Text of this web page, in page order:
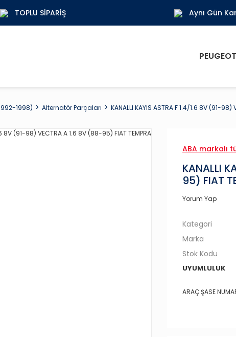
TOPLU SIPARIŞ Aynı Gün
PEUGEOT
1998) Alternatör Parçaları KANALLI KAYIS ASTRA F 1.4/1.6 8V (91-98)
ABA markalı
KANALLI
95) FIAT
Yorum Yap
Kategori
Marka
Stok Kodu
UYUMLULUK
ARAÇ ŞASE